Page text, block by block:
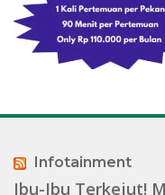
Infotainment
Ibu-Ibu Terkejut!